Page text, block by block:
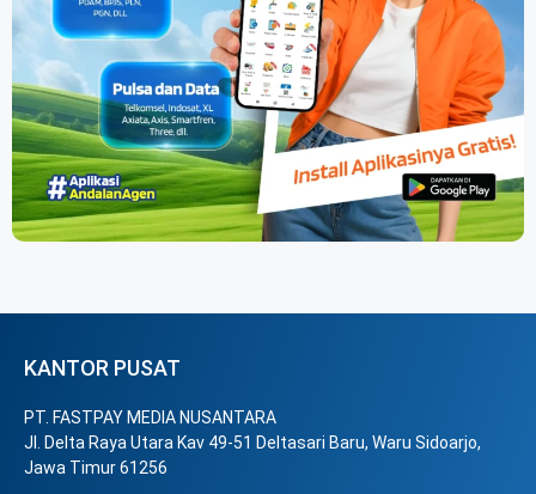
KANTOR PUSAT
PT. FASTPAY MEDIA NUSANTARA
Jl. Delta Raya Utara Kav 49-51 Deltasari Baru, Waru Sidoarjo,
Jawa Timur 61256